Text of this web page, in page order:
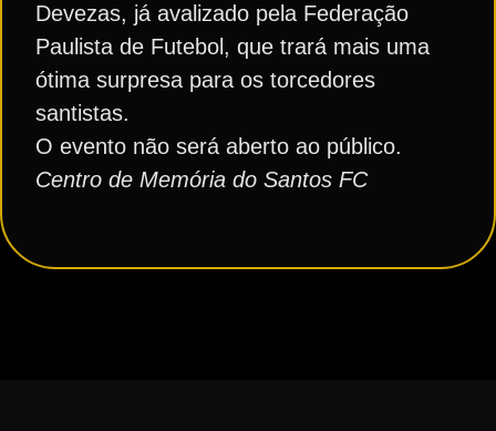
Devezas, já avalizado pela Federação
Paulista de Futebol, que trará mais uma
ótima surpresa para os torcedores
santistas.
O evento não será aberto ao público.
Centro de Memória do Santos FC